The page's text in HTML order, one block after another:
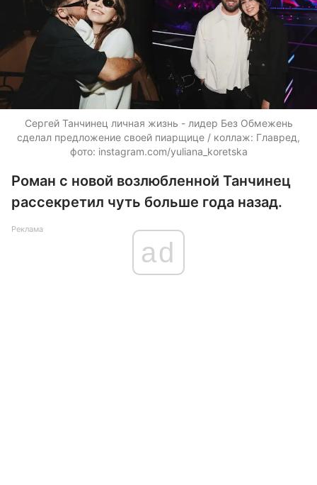
Сергей Танчинец личная жизнь - лидер Без Обмежень
сделал предложение своей пиарщице / коллаж: Главред,
фото: instagram.com/yuliana_koretska
Роман с новой возлюбленной Танчинец
рассекретил чуть больше года назад.
Реклама
ad